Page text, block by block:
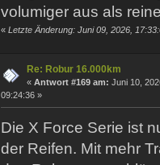
volumiger aus als
« Letzte Änderung: Juni 09, 2026,
Re: Robur 16.000km
« Antwort #169 am: Juni 10,
09:24:36 »
Die X Force Serie ist
der Reifen. Mit mehr